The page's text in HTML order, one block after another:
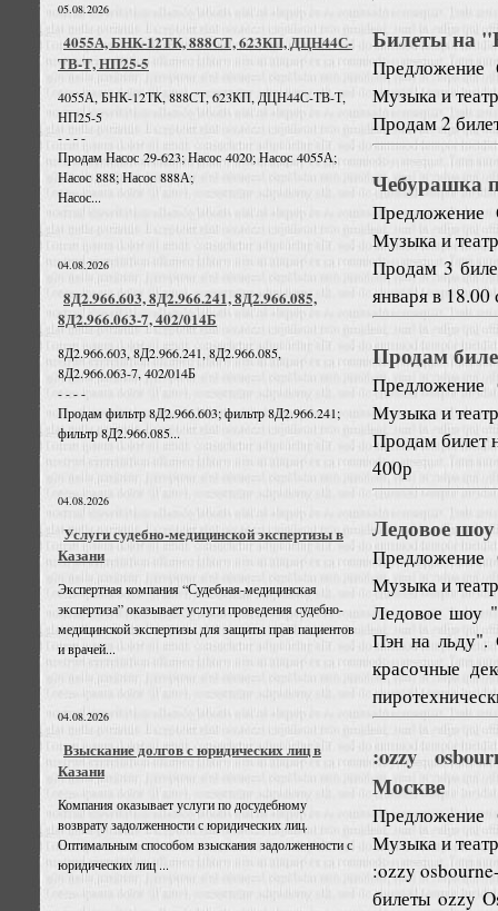
05.08.2026
4055А, БНК-12ТК, 888СТ, 623КП, ДЦН44С-
ТВ-Т, НП25-5
4055А, БНК-12ТК, 888СТ, 623КП, ДЦН44С-ТВ-Т,
НП25-5
- - - -
Продам Насос 29-623; Насос 4020; Насос 4055А;
Насос 888; Насос 888А;
Насос...
04.08.2026
8Д2.966.603, 8Д2.966.241, 8Д2.966.085,
8Д2.966.063-7, 402/014Б
8Д2.966.603, 8Д2.966.241, 8Д2.966.085,
8Д2.966.063-7, 402/014Б
- - - -
Продам фильтр 8Д2.966.603; фильтр 8Д2.966.241;
фильтр 8Д2.966.085...
04.08.2026
Услуги судебно-медицинской экспертизы в
Казани
Экспертная компания “Судебная-медицинская
экспертиза” оказывает услуги проведения судебно-
медицинской экспертизы для защиты прав пациентов
и врачей...
04.08.2026
Взыскание долгов с юридических лиц в
Казани
Компания оказывает услуги по досудебному
возврату задолженности с юридических лиц.
Оптимальным способом взыскания задолженности с
юридических лиц ...
Билеты на
Предложение
Музыка и
Продам 2
Чебурашка
Предложение
Музыка и
Продам 3
января в
Продам
Предложение
Музыка и
Продам билет
400р
Ледовое
Предложение
Музыка и
Ледовое шоу
Пэн на льду".
красочные
:ozzy
Москве
Предложение
Музыка и
:ozzy
билеты ozzy